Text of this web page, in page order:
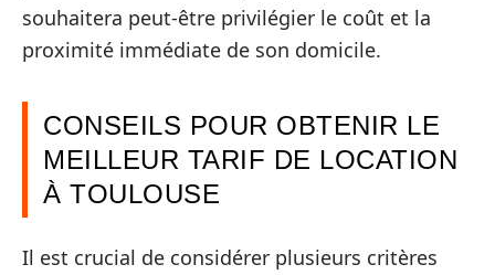
souhaitera peut-être privilégier le coût et la
proximité immédiate de son domicile.
CONSEILS POUR OBTENIR LE
MEILLEUR TARIF DE LOCATION
À TOULOUSE
Il est crucial de considérer plusieurs critères